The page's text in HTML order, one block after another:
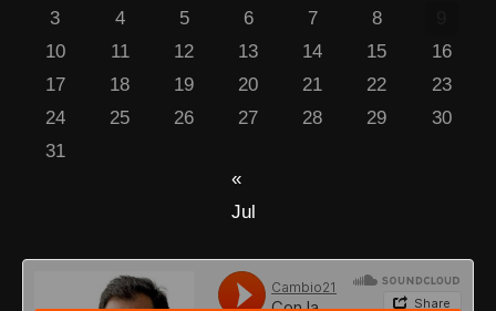
3
4 5 6 7 8
10
11 12 13 14 15
16
17
18 19 20 21 22
23
24
25 26 27 28 29
30
31
«
Jul